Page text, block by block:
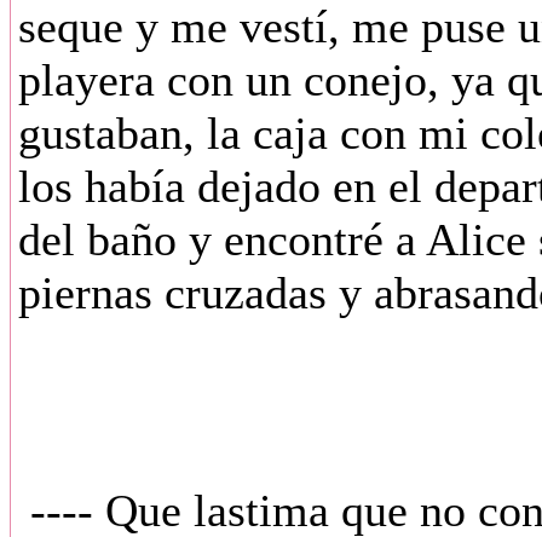
seque y me vestí, me puse
playera con un conejo, ya
gustaban, la caja con mi
los había dejado en el
del baño y encontré a Alice
piernas cruzadas y
---- Que lastima que no